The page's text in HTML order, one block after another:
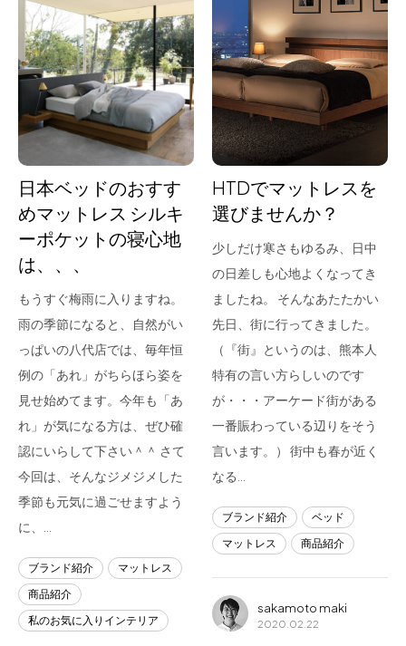
About us
for Business
Recruit
フラッグシップストア
0965-52-0323
熊本店
096-274-8175
Arv
0965-45-9282
日本ベッドのおすす
めマットレス シルキ
ーポケットの寝心地
は、、、
もうすぐ梅雨に入りますね。
雨の季節になると、自然がい
っぱいの八代店では、毎年恒
例の「あれ」がちらほら姿を
見せ始めてます。今年も「あ
れ」が気になる方は、ぜひ確
認にいらして下さい＾＾ さて
今回は、そんなジメジメした
季節も元気に過ごせますよう
に、…
ブランド紹介
マットレス
商品紹介
私のお気に入りインテリア
HTDでマットレスを
選びませんか？
少しだけ寒さもゆるみ、日中
の日差しも心地よくなってき
ましたね。 そんなあたたかい
先日、街に行ってきました。
（『街』というのは、熊本人
特有の言い方らしいのです
が・・・アーケード街がある
一番賑わっている辺りをそう
言います。） 街中も春が近く
なる…
ブランド紹介
ベッド
マットレス
商品紹介
sakamoto maki
2020.02.22